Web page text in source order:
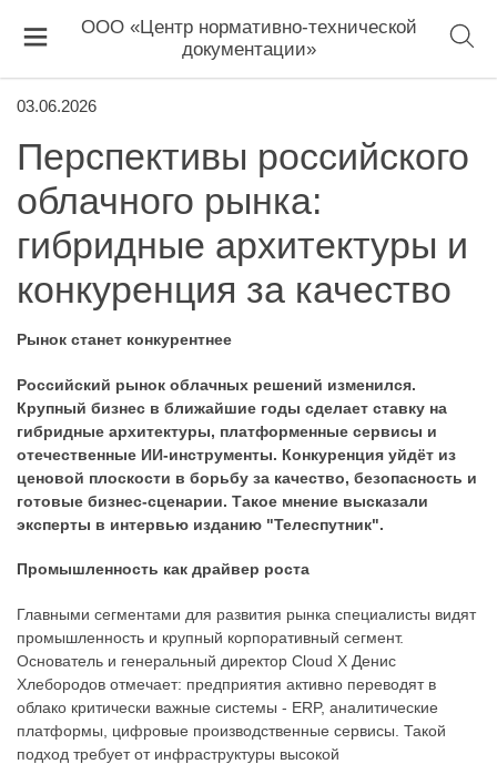
ООО «Центр нормативно-технической
документации»
03.06.2026
Перспективы российского
облачного рынка:
гибридные архитектуры и
конкуренция за качество
Рынок станет конкурентнее
Российский рынок облачных решений изменился.
Крупный бизнес в ближайшие годы сделает ставку на
гибридные архитектуры, платформенные сервисы и
отечественные ИИ-инструменты. Конкуренция уйдёт из
ценовой плоскости в борьбу за качество, безопасность и
готовые бизнес-сценарии. Такое мнение высказали
эксперты в интервью изданию "Телеспутник".
Промышленность как драйвер роста
Главными сегментами для развития рынка специалисты видят
промышленность и крупный корпоративный сегмент.
Основатель и генеральный директор Cloud X Денис
Хлебородов отмечает: предприятия активно переводят в
облако критически важные системы - ERP, аналитические
платформы, цифровые производственные сервисы. Такой
подход требует от инфраструктуры высокой